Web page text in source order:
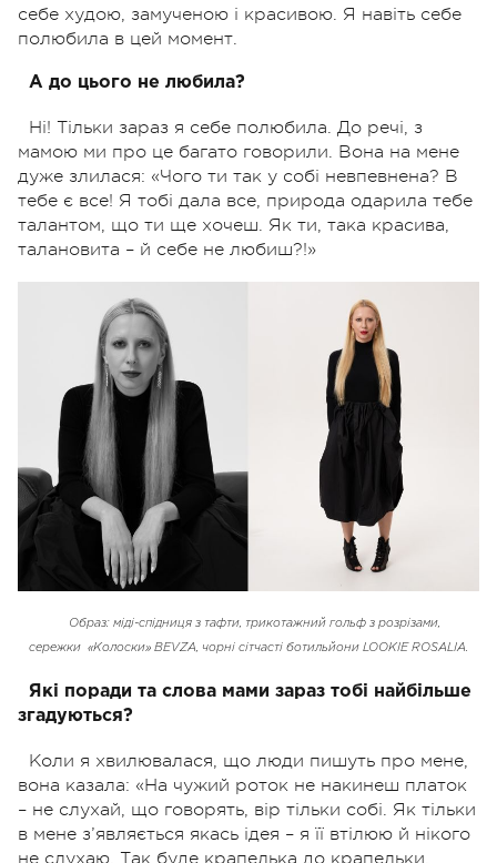
себе худою, замученою і красивою. Я навіть себе
полюбила в цей момент.
А до цього не любила?
Ні! Тільки зараз я себе полюбила. До речі, з
мамою ми про це багато говорили. Вона на мене
дуже злилася: «Чого ти так у собі невпевнена? В
тебе є все! Я тобі дала все, природа одарила тебе
талантом, що ти ще хочеш. Як ти, така красива,
талановита – й себе не любиш?!»
Образ: міді-спідниця з тафти, трикотажний гольф з розрізами,
сережки «Колоски» BEVZA, чорні сітчасті ботильйони LOOKIE ROSALIA.
Які поради та слова мами зараз тобі найбільше
згадуються?
Коли я хвилювалася, що люди пишуть про мене,
вона казала: «На чужий роток не накинеш платок
– не слухай, що говорять, вір тільки собі. Як тільки
в мене з’являється якась ідея – я її втілюю й нікого
не слухаю. Так буде крапелька до крапельки.